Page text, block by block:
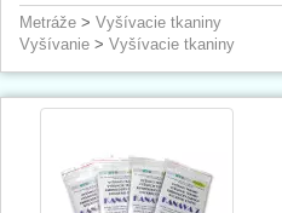
Metráže > Vyšívacie tkaniny
Vyšívanie > Vyšívacie tkaniny